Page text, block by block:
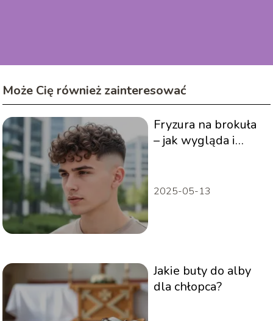
Może Cię również zainteresować
Fryzura na brokuła
– jak wygląda i
2025-05-13
Jakie buty do alby
dla chłopca?